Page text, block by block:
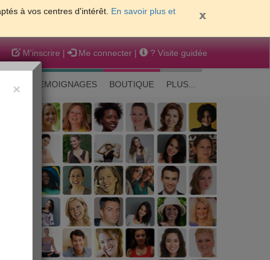
à vos centres d'intérêt. En savoir plus et
M'inscrire | Me connecter | ? Visite guidée
TEMOIGNAGES BOUTIQUE PLUS...
×